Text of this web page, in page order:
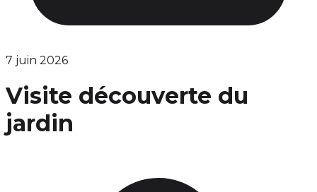
7 juin 2026
Visite découverte du
jardin